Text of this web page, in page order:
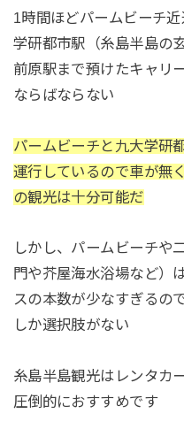
1時間ほどパームビーチ
学研都市駅（糸島半島の
前原駅まで預けたキャリ
ならばならない
パームビーチと九大学研
運行しているので車が無
の観光は十分可能だ
しかし、パームビーチや
門や芥屋海水浴場など）
スの本数が少なすぎるの
しか選択肢がない
糸島半島観光はレンタカ
圧倒的におすすめです